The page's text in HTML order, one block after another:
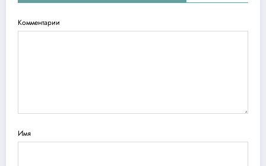
Комментарии
Имя